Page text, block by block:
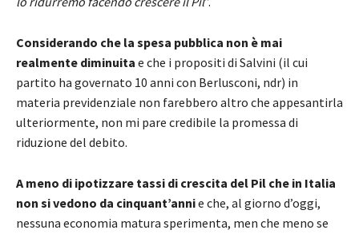
Considerando che la spesa pubblica non è mai
realmente diminuita e che i propositi di Salvini (il cui
partito ha governato 10 anni con Berlusconi, ndr) in
materia previdenziale non farebbero altro che appesantirla
ulteriormente, non mi pare credibile la promessa di
riduzione del debito.
A meno di ipotizzare tassi di crescita del Pil che in Italia
non si vedono da cinquant’annie che, al giorno d’oggi,
nessuna economia matura sperimenta, men che meno se